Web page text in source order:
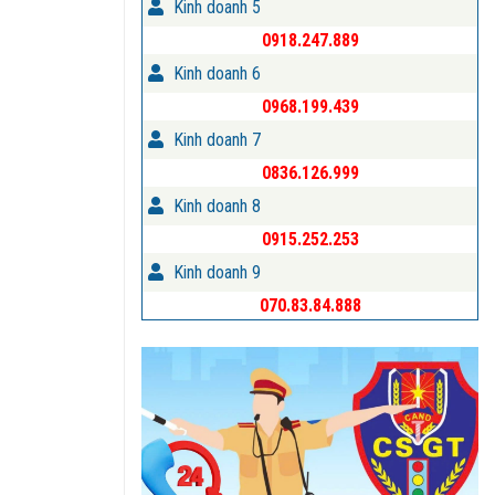
Kinh doanh 5
0918.247.889
Kinh doanh 6
0968.199.439
Kinh doanh 7
0836.126.999
Kinh doanh 8
0915.252.253
Kinh doanh 9
070.83.84.888